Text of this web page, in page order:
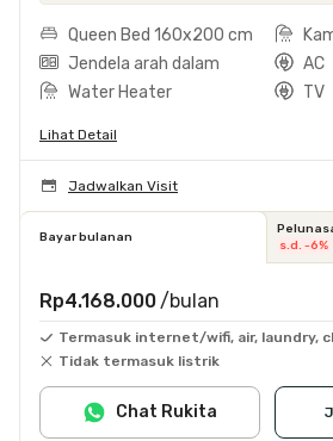
Queen Bed 160x200 cm
Jendela arah dalam
AC
Water Heater
TV
Lihat Detail
Jadwalkan Visit
Bayar bulanan
s.d. -6%
Rp4.168.000 /bulan
Termasuk internet/wifi, air, laundry,
Tidak termasuk listrik
Chat Rukita